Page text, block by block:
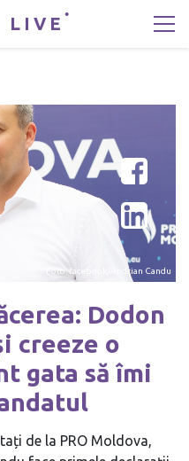
LIVE
Foto: facebook/Andrian Candu
Dodon
creeze o
gata să îmi
de la PRO Moldova,